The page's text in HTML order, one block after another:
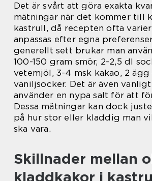
Det är svårt att göra exakta
mätningar när det kommer till
kastrull, då recepten ofta
anpassas efter egna
generellt sett brukar man
100-150 gram smör, 2-2,5 dl
vetemjöl, 3-4 msk kakao, 2 ägg
vaniljsocker. Det är även
använder en nypa salt för att
Dessa mätningar kan dock
på hur stor eller kladdig man
ska vara.
Skillnader mellan
kladdkakor i